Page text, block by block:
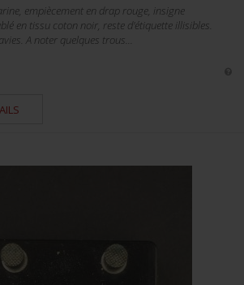
empiècement en drap rouge, insigne
en tissu coton noir, reste d'étiquette illisibles.
A noter quelques trous...